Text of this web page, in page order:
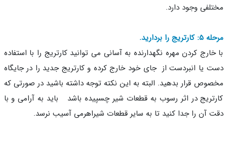
وجود دارد.
را بردارید.
کردن مهره نگهدارنده به آسانی می توانید کارتریج را با استفاده
یا انبردست از جای خود خارج کرده و کارتریج جدید را در جایگاه
قرار بدهید. البته به این نکته توجه داشته باشید در صورتی که
در اثر رسوب به قطعات شیر چسپیده باشد باید به آرامی و با
آن را جدا کنید تا به سایر قطعات شیراهرمی آسیب نرسد.